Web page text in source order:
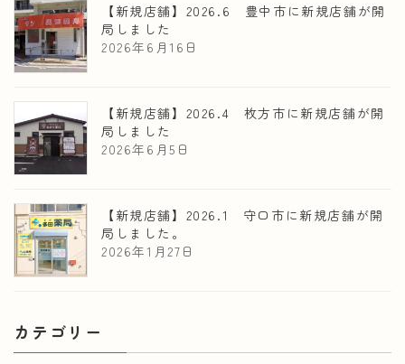
【新規店舗】2026.6 豊中市に新規店舗が開
局しました
2026年6月16日
【新規店舗】2026.4 枚方市に新規店舗が開
局しました
2026年6月5日
【新規店舗】2026.1 守口市に新規店舗が開
局しました。
2026年1月27日
カテゴリー